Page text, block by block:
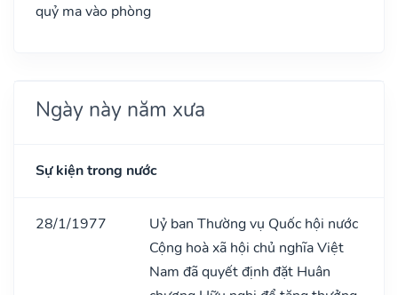
quỷ ma vào phòng
Ngày này năm xưa
Sự kiện trong nước
28/1/1977
Uỷ ban Thường vụ Quốc hội nước
Cộng hoà xã hội chủ nghĩa Việt
Nam đã quyết định đặt Huân